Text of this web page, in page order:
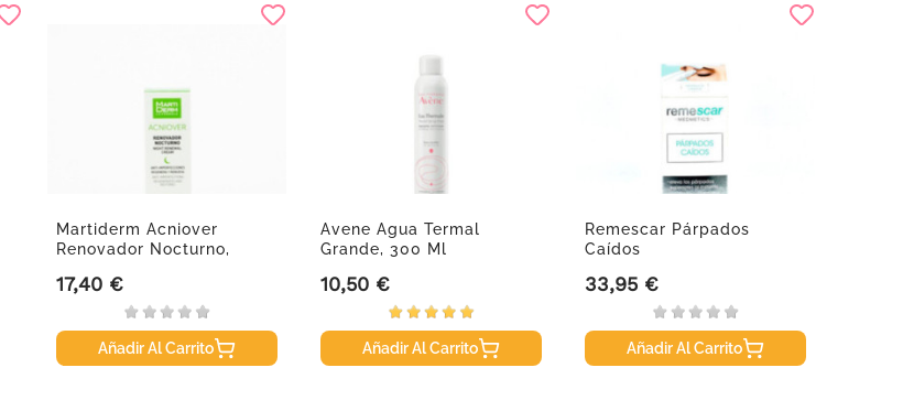
Martiderm Acniover
Renovador Nocturno,
Precio
17,40 €
Añadir Al Carrito
Avene Agua Termal
Grande, 300 Ml
Precio
10,50 €
Añadir Al Carrito
Remescar Párpados
Caídos
Precio
33,95 €
Añadir Al Carrito